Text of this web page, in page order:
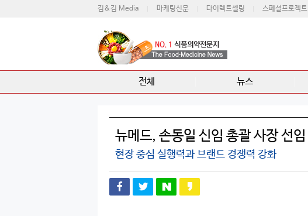
김&김 Media 마케팅신문 다이렉트셀링 스페셜프로젝트
전체 뉴스
뉴메드, 손동일 신임 총괄 사장 선임
현장 중심 실행력과 브랜드 경쟁력 강화